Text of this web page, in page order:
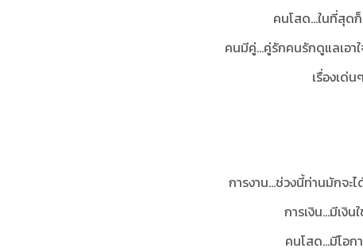
คนโสด...ในที่สุด
คนมีคู่...คู่รักคนรักดูแลเอา
เรื่องเด่น
การงาน...ช่วงนี้ท่านมักจ
การเงิน...มีเงิ
คนโสด...มีโอ